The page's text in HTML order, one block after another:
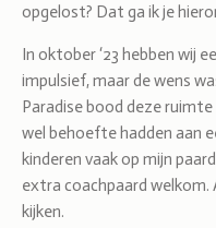
opgelost? Dat ga ik je
In oktober ‘23 hebben wij
impulsief, maar de wens
Paradise bood deze
wel behoefte hadden aan
kinderen vaak op mijn
extra coachpaard
kijken.